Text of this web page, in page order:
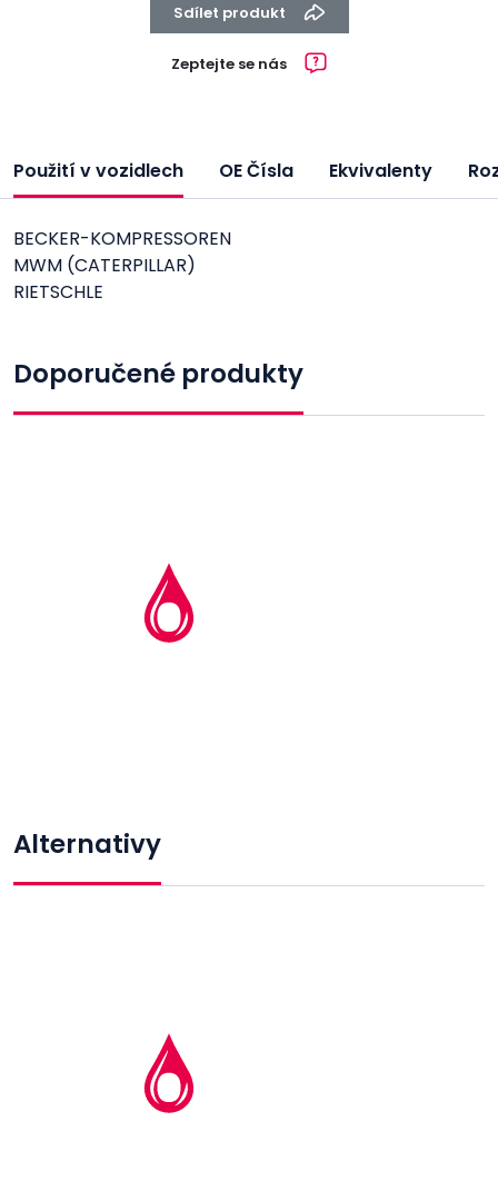
Zeptejte se nás
Sdílet produkt
Použití v vozidlech OE Čísla Ekvivalenty
BECKER-KOMPRESSOREN
MWM (CATERPILLAR)
RIETSCHLE
Doporučené produkty
Alternativy